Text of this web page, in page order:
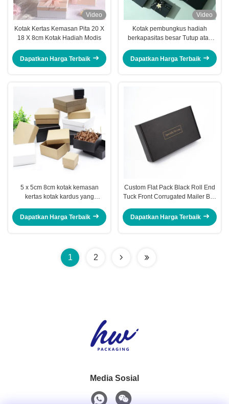
Video
Kotak Kertas Kemasan Pita 20 X
18 X 8cm Kotak Hadiah Modis
Dapatkan Harga Terbaik
Video
Kotak pembungkus hadiah
berkapasitas besar Tutup atas
hadiah khusus
Dapatkan Harga Terbaik
5 x 5cm 8cm kotak kemasan
kertas kotak kardus yang
Dapatkan Harga Terbaik
Custom Flat Pack Black Roll End
Tuck Front Corrugated Mailer Box
Dapatkan Harga Terbaik
1 2
Media Sosial